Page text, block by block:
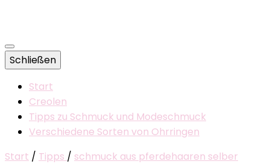
Schließen
Start
Creolen
Tipps zu Schmuck und Modeschmuck
Verschiedene Sorten von Ohrringen
Start / Tipps / schmuck aus pferdehaaren selber